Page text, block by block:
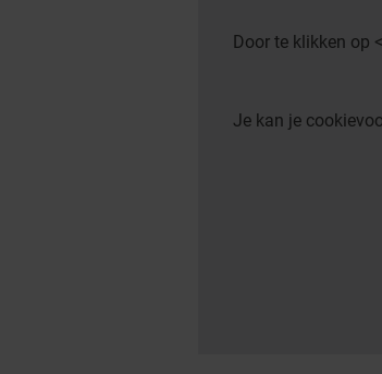
Door te klikken op
Je kan je